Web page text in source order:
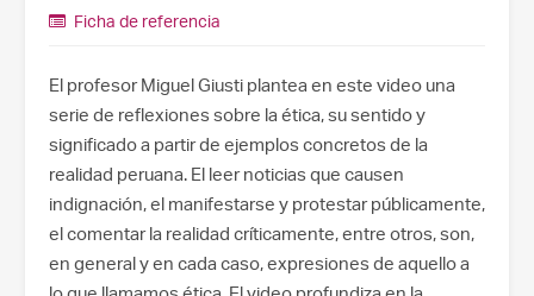
Ficha de referencia
El profesor Miguel Giusti plantea en este video una
serie de reflexiones sobre la ética, su sentido y
significado a partir de ejemplos concretos de la
realidad peruana. El leer noticias que causen
indignación, el manifestarse y protestar públicamente,
el comentar la realidad críticamente, entre otros, son,
en general y en cada caso, expresiones de aquello a